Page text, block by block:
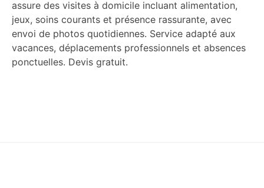
assure des visites à domicile incluant alimentation,
jeux, soins courants et présence rassurante, avec
envoi de photos quotidiennes. Service adapté aux
vacances, déplacements professionnels et absences
ponctuelles. Devis gratuit.